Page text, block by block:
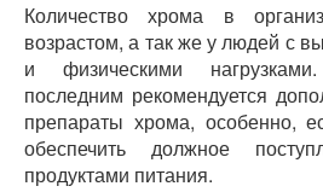
Количество хрома в
возрастом, а так же у людей с
и физическими
последним рекомендуется
препараты хрома, особенно,
обеспечить должное
продуктами питания.